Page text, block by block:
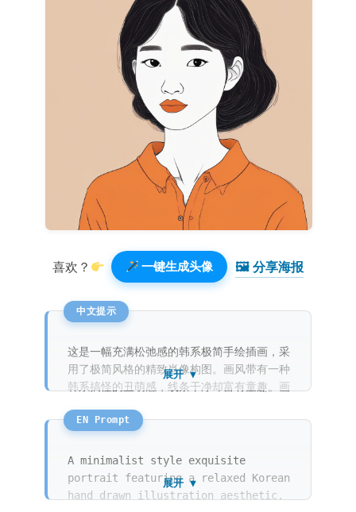
喜欢？ 一键生成头像 🖼 分享海报️
这是一幅充满松弛感的韩系极简手绘插画，采
用了极简风格的精致肖像构图。画风带有一种
韩系搞怪的丑萌感，线条干净却富有童趣。画
涂鸦质感。单人主体在干净的纯橙黄色背景
下，显得非常幽默且极具童话感。
展开 ▼
A minimalist style exquisite
portrait featuring a relaxed Korean
hand drawn illustration aesthetic.
展开 ▼